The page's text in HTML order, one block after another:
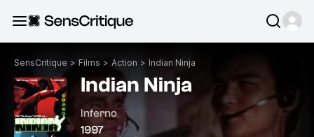
SensCritique > Films > Action > Indian Ninja
Indian Ninja
Inferno
1997